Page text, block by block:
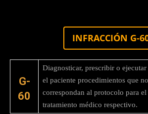
INFRACCIÓN G-
G-
60
Diagnosticar, prescribir o ejecutar
el paciente procedimientos que no
correspondan al protocolo para el
tratamiento médico respectivo.